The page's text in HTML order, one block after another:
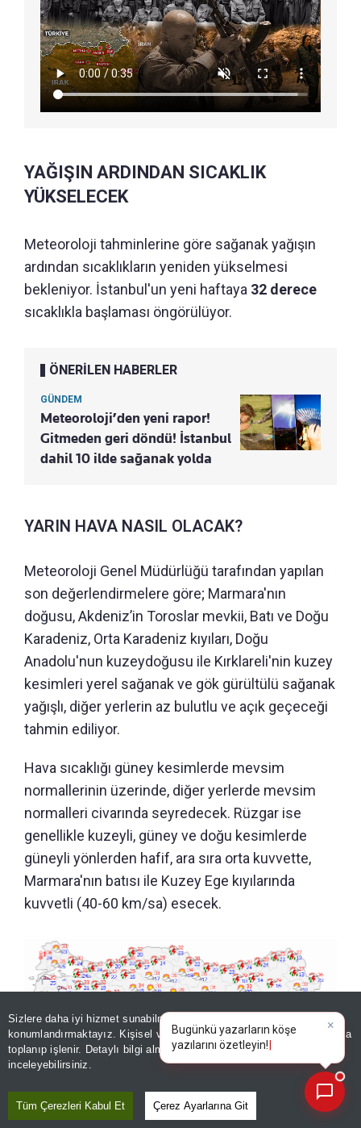
Sizlere daha iyi hizmet sunabilmek adına sitemizde
konumlandırmaktayız. Kişisel verileriniz, KVKK ve GDPR kapsamında
toplanıp işlenir. Detaylı bilgi almak içinAydınlatma Metnimizi
inceleyebilirsiniz.
Tüm Çerezleri Kabul Et Çerez Ayarlarına Git
YAĞIŞIN ARDINDAN SICAKLIK
YÜKSELECEK
Meteoroloji tahminlerine göre sağanak yağışın
ardından sıcaklıkların yeniden yükselmesi
bekleniyor. İstanbul'un yeni haftaya 32 derece
sıcaklıkla başlaması öngörülüyor.
ÖNERİLEN HABERLER
GÜNDEM
Meteoroloji’den yeni rapor!
Gitmeden geri döndü! İstanbul
dahil 10 ilde sağanak yolda
YARIN HAVA NASIL OLACAK?
Meteoroloji Genel Müdürlüğü tarafından yapılan
son değerlendirmelere göre; Marmara'nın
doğusu, Akdeniz’in Toroslar mevkii, Batı ve Doğu
Karadeniz, Orta Karadeniz kıyıları, Doğu
Anadolu'nun kuzeydoğusu ile Kırklareli'nin kuzey
kesimleri yerel sağanak ve gök gürültülü sağanak
yağışlı, diğer yerlerin az bulutlu ve açık geçeceği
tahmin ediliyor.
Hava sıcaklığı güney kesimlerde mevsim
normallerinin üzerinde, diğer yerlerde mevsim
normalleri civarında seyredecek. Rüzgar ise
genellikle kuzeyli, güney ve doğu kesimlerde
güneyli yönlerden hafif, ara sıra orta kuvvette,
Marmara'nın batısı ile Kuzey Ege kıyılarında
kuvvetli (40-60 km/sa) esecek.
9 Ağustos 2026 MGM hava durumu tahmin haritası
×
Bugünkü yazarların köşe
yazılarını özetleyin!